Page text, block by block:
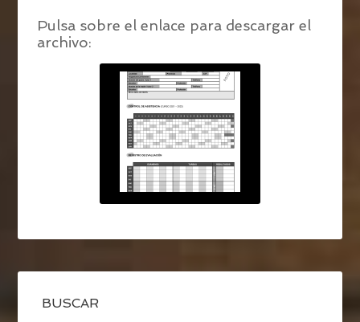
Pulsa sobre el enlace para descargar el
archivo:
BUSCAR